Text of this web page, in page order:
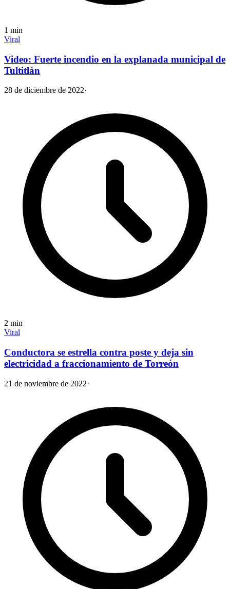
1 min
Viral
Video: Fuerte incendio en la explanada municipal de
Tultitlán
28 de diciembre de 2022·
2 min
Viral
Conductora se estrella contra poste y deja sin
electricidad a fraccionamiento de Torreón
21 de noviembre de 2022·